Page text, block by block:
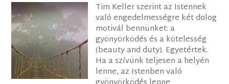
Tim Keller szerint az Istennek
való engedelmességre két dolog
motivál bennünket: a
gyönyörködés és a kötelesség
(beauty and duty). Egyetértek.
Ha a szívünk teljesen a helyén
lenne, az Istenben való